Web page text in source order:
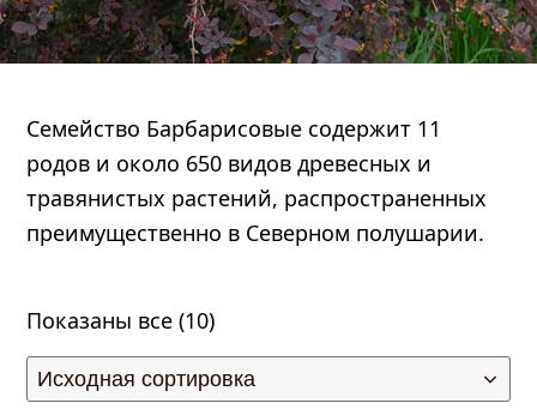
Семейство Барбарисовые содержит 11
родов и около 650 видов древесных и
травянистых растений, распространенных
преимущественно в Северном полушарии.
Показаны все (10)